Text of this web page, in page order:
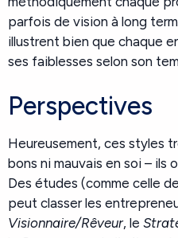
parfois de vision à long
illustrent bien que chaque
ses faiblesses selon son
Perspectives
Heureusement, ces styles
bons ni mauvais en soi – ils
Des études (comme celle
peut classer les
Visionnaire/Rêveur, le